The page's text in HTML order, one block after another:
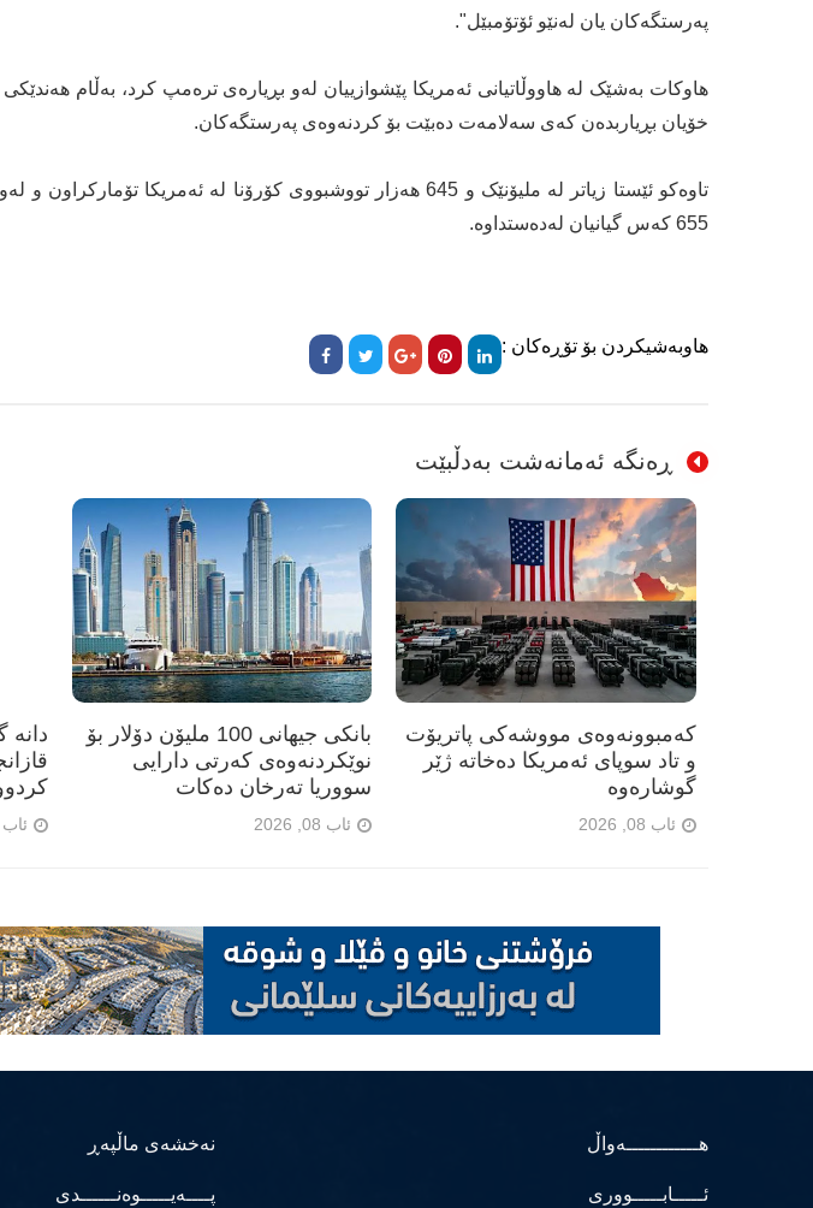
پەرستگەکان یان لەنێو ئۆتۆمبێل".
هاوکات بەشێک لە هاووڵاتیانی ئەمریکا پێشوازییان لەو بڕیارەی ترەمپ کرد، بەڵام هەندێکی
خۆیان بڕیاربدەن کەی سەلامەت دەبێت بۆ کردنەوەی پەرستگەکان.
655 کەس گیانیان لەدەستداوە.
هاوبەشیکردن بۆ تۆڕەکان :
ڕەنگە ئەمانەشت بەدڵبێت
ئاب 08, 2026
بانکی جیهانی 100 ملیۆن دۆلار بۆ
نوێکردنەوەی کەرتی دارایی
سووریا تەرخان دەکات
ئاب 08, 2026
کەمبوونەوەی مووشەکی پاتریۆت
و تاد سوپای ئەمریکا دەخاتە ژێر
گوشارەوە
ئاب 08, 2026
هــــــــــــەواڵ
ئـــــابـــــووری
نەخشەی ماڵپەڕ
پــــەیـــــوەنــــــدی